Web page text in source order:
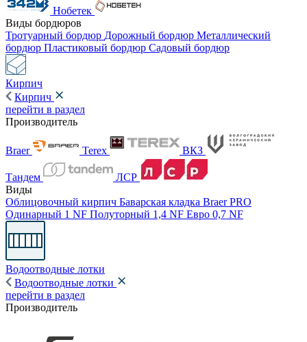
Нобетек
Виды бордюров
Тротуарный бордюр Дорожный бордюр Металлический
бордюр Пластиковый бордюр Садовый бордюр
Кирпич
Кирпич
перейти в раздел
Производитель
Braer Terex ВКЗ
Тандем
ЛСР
Виды
Облицовочный кирпич Баварская кладка Braer PRO
Одинарный 1 NF Полуторный 1,4 NF Евро 0,7 NF
Водоотводные лотки
Водоотводные лотки
перейти в раздел
Производитель